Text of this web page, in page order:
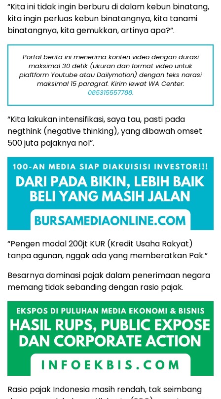
“Kita ini tidak ingin berburu di dalam kebun binatang,
kita ingin perluas kebun binatangnya, kita tanami
binatangnya, kita gemukkan, artinya apa?”.
Portal berita ini menerima konten video dengan durasi
maksimal 30 detik (ukuran dan format video untuk
plaftform Youtube atau Dailymotion) dengan teks narasi
maksimal 15 paragraf. Kirim lewat WA Center:
085315557788.
“Kita lakukan intensifikasi, saya tau, pasti pada
negthink (negative thinking), yang dibawah omset
500 juta pajaknya nol”.
“Pengen modal 200jt KUR (Kredit Usaha Rakyat)
tanpa agunan, nggak ada yang memberatkan Pak.”
Besarnya dominasi pajak dalam penerimaan negara
memang tidak sebanding dengan rasio pajak.
Rasio pajak Indonesia masih rendah, tak seimbang